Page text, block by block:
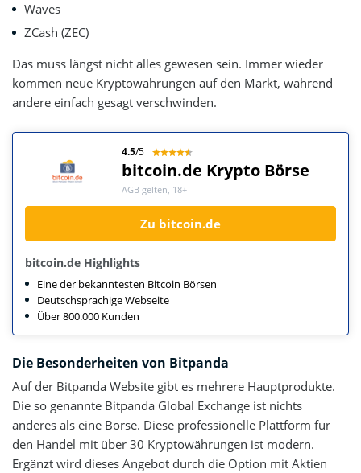
Waves
ZCash (ZEC)
Das muss längst nicht alles gewesen sein. Immer wieder
kommen neue Kryptowährungen auf den Markt, während
andere einfach gesagt verschwinden.
4.5/5
bitcoin.de Krypto Börse
AGB gelten, 18+
Zu bitcoin.de
bitcoin.de Highlights
Eine der bekanntesten Bitcoin Börsen
Deutschsprachige Webseite
Über 800.000 Kunden
Die Besonderheiten von Bitpanda
Auf der Bitpanda Website gibt es mehrere Hauptprodukte.
Die so genannte Bitpanda Global Exchange ist nichts
anderes als eine Börse. Diese professionelle Plattform für
den Handel mit über 30 Kryptowährungen ist modern.
Ergänzt wird dieses Angebot durch die Option mit Aktien